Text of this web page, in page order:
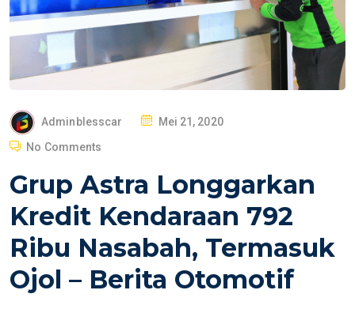
Adminblesscar
P
D
O
Mei 21, 2020
No Comments
Grup Astra Longgarkan
Kredit Kendaraan 792
Ribu Nasabah, Termasuk
Ojol – Berita Otomotif